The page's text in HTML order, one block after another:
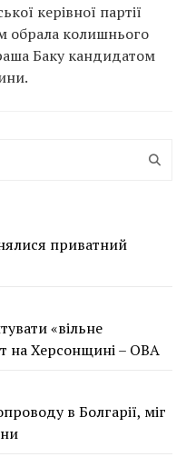
керівної партії
обрала колишнього
Баку кандидатом
приватний
«вільне
на Херсонщині – ОВА
в Болгарії, міг